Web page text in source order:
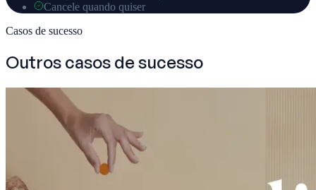
Cancele quando quiser
Casos de sucesso
Outros casos de sucesso